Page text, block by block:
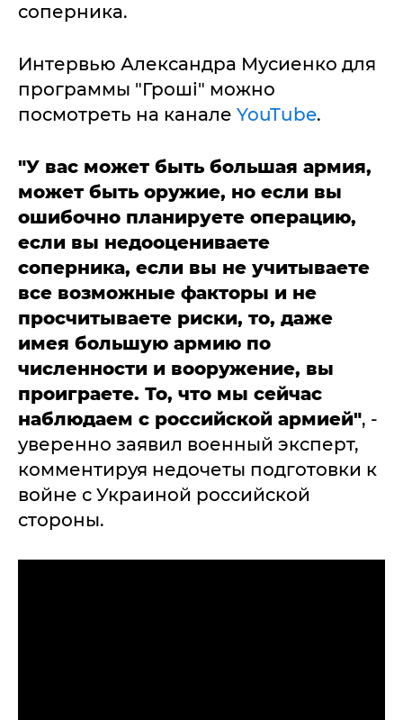
соперника.
Интервью Александра Мусиенко для
программы "Гроші" можно
посмотреть на канале YouTube.
"У вас может быть большая армия,
может быть оружие, но если вы
ошибочно планируете операцию,
если вы недооцениваете
соперника, если вы не учитываете
все возможные факторы и не
просчитываете риски, то, даже
имея большую армию по
численности и вооружение, вы
проиграете. То, что мы сейчас
наблюдаем с российской армией", -
уверенно заявил военный эксперт,
комментируя недочеты подготовки к
войне с Украиной российской
стороны.